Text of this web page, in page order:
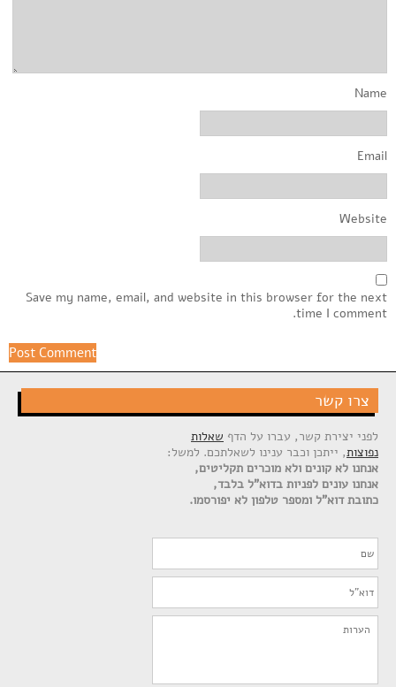
Name
Email
Website
Save my name, email, and website in this browser for the next
time I comment.
צרו קשר
לפני יצירת קשר, עברו על הדף שאלות
נפוצות, ייתכן וכבר ענינו לשאלתכם. למשל:
אנחנו לא קונים ולא מוכרים תקליטים,
אנחנו עונים לפניות בדוא"ל בלבד,
כתובת דוא"ל ומספר טלפון לא יפורסמו.